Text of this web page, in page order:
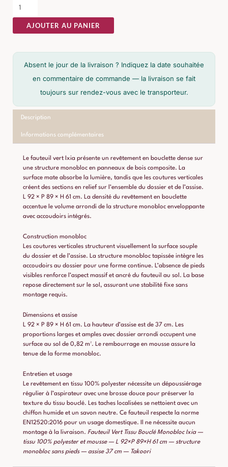
Tissu-
Bois
Ixia
AJOUTER AU PANIER
Absent le jour de la livraison ? Indiquez la date souhaitée
en commentaire de commande — la livraison se fait
toujours sur rendez-vous avec le transporteur.
Description
Informations complémentaires
Le fauteuil vert Ixia présente un revêtement en bouclette dense sur
une structure monobloc en panneaux de bois composite. La
surface mate absorbe la lumière, tandis que les coutures verticales
créent des sections en relief sur l’ensemble du dossier et de l’assise.
L 92 × P 89 × H 61 cm. La densité du revêtement en bouclette
accentue le volume arrondi de la structure monobloc enveloppante
avec accoudoirs intégrés.
Construction monobloc
Les coutures verticales structurent visuellement la surface souple
du dossier et de l’assise. La structure monobloc tapissée intègre les
accoudoirs au dossier pour une forme continue. L’absence de pieds
visibles renforce l’aspect massif et ancré du fauteuil au sol. La base
repose directement sur le sol, assurant une stabilité fixe sans
montage requis.
Dimensions et assise
L 92 × P 89 × H 61 cm. La hauteur d’assise est de 37 cm. Les
proportions larges et amples avec dossier arrondi occupent une
surface au sol de 0,82 m². Le rembourrage en mousse assure la
tenue de la forme monobloc.
Entretien et usage
Le revêtement en tissu 100% polyester nécessite un dépoussiérage
régulier à l’aspirateur avec une brosse douce pour préserver la
texture du tissu bouclé. Les taches localisées se nettoient avec un
chiffon humide et un savon neutre. Ce fauteuil respecte la norme
EN12520:2016 pour un usage domestique. Il ne nécessite aucun
montage à la livraison. Fauteuil Vert Tissu Bouclé Monobloc Ixia —
tissu 100% polyester et mousse — L 92×P 89×H 61 cm — structure
monobloc sans pieds — assise 37 cm — Takoori